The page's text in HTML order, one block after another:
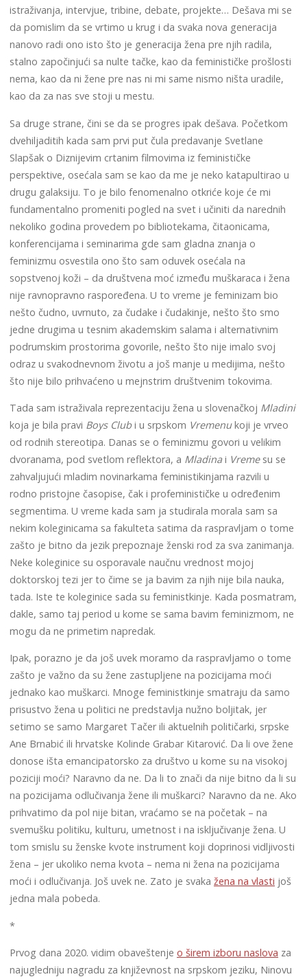
istraživanja, intervjue, tribine, debate, projekte… Dešava mi se
da pomislim da se vrtimo u krug i da svaka nova generacija
nanovo radi ono isto što je generacija žena pre njih radila,
stalno započinjući sa nulte tačke, kao da feminističke prošlosti
nema, kao da ni žene pre nas ni mi same nismo ništa uradile,
kao da za nas sve stoji u mestu.
Sa druge strane, čini se da se progres ipak dešava. Početkom
dvehiljaditih kada sam prvi put čula predavanje Svetlane
Slapšak o Diznijevim crtanim filmovima iz feminističke
perspektive, osećala sam se kao da me je neko katapultirao u
drugu galaksiju. To je bilo fenomenalno otkriće koje će mi
fundamentalno promeniti pogled na svet i učiniti da narednih
nekoliko godina provedem po bibliotekama, čitaonicama,
konferencijama i seminarima gde sam gladna znanja o
feminizmu osvestila ono što sam oduvek osećala na
sopstvenoj koži – da društvena moć između muškaraca i žena
nije ravnopravno raspoređena. U to vreme je feminizam bio
nešto čudno, uvrnuto, za čudake i čudakinje, nešto što smo
jedne drugima u tesnim akademskim salama i alternativnim
podrumskim prostorima govorile, nešto što nije imalo svoj
odraz u svakodnevnom životu a još manje u medijima, nešto
što nije bilo prihvaćeno u mejnstrim društvenim tokovima.
Tada sam istraživala reprezentaciju žena u slovenačkoj Mladini
koja je bila pravi Boys Club i u srpskom Vremenukoji je vrveo
od rodnih stereotipa. Danas se o feminizmu govori u velikim
dvoranama, pod svetlom reflektora, a Mladinai Vremesu se
zahvaljujući mladim novinarkama feministikinjama razvili u
rodno pristojne časopise, čak i profeminističke u određenim
segmentima. U vreme kada sam ja studirala morala sam sa
nekim koleginicama sa fakulteta satima da raspravljam o tome
zašto je bitno da jezik prepoznaje ženski rod za sva zanimanja.
Neke koleginice su osporavale naučnu vrednost mojoj
doktorskoj tezi jer to čime se ja bavim za njih nije bila nauka,
tada. Iste te koleginice sada su feministkinje. Kada posmatram,
dakle, samo taj period u kome se sama bavim feminizmom, ne
mogu da ne primetim napredak.
Ipak, porazno je da još uvek moramo da raspravljamo o tome
zašto je važno da su žene zastupljene na pozicijama moći
jednako kao muškarci. Mnoge feministkinje smatraju da samo
prisustvo žena u politici ne predstavlja nužno boljitak, jer
setimo se samo Margaret Tačer ili aktuelnih političarki, srpske
Ane Brnabić ili hrvatske Kolinde Grabar Kitarović. Da li ove žene
donose išta emancipatorsko za društvo u kome su na visokoj
poziciji moći? Naravno da ne. Da li to znači da nije bitno da li su
na pozicijama odlučivanja žene ili muškarci? Naravno da ne. Ako
prihvatimo da pol nije bitan, vraćamo se na početak – na
svemušku politiku, kulturu, umetnost i na isključivanje žena. U
tom smislu su ženske kvote instrument koji doprinosi vidljivosti
žena – jer ukoliko nema kvota – nema ni žena na pozicijama
moći i odlučivanja. Još uvek ne. Zato je svakažena na vlasti još
jedna mala pobeda.
*
Prvog dana 2020. vidim obaveštenjeo širem izboru naslova za
najugledniju nagradu za književnost na srpskom jeziku, Ninovu